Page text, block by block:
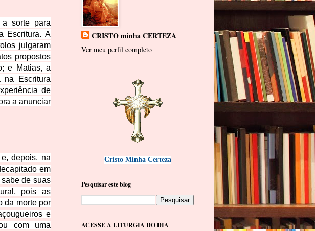
sorte para
Escritura. A
julgaram
propostos
e Matias, a
Escritura
de
a anunciar
depois, na
em
de suas
pois as
da morte por
e
com uma
CRISTO minha CERTEZA
Ver meu perfil completo
Cristo Minha Certeza
Pesquisar este blog
ACESSE A LITURGIA DO DIA